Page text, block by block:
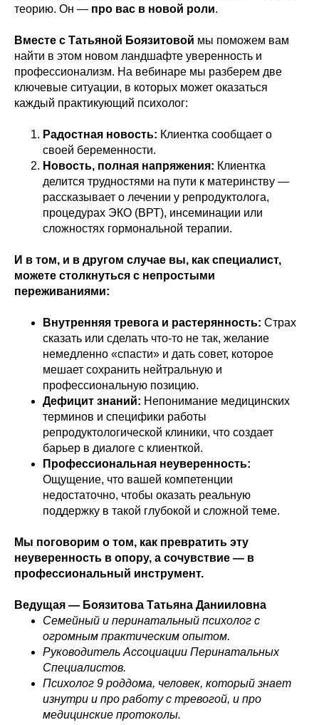
теорию. Он — про вас в новой роли.
Вместе с Татьяной Боязитовой мы поможем вам
найти в этом новом ландшафте уверенность и
профессионализм. На вебинаре мы разберем две
ключевые ситуации, в которых может оказаться
каждый практикующий психолог:
Радостная новость: Клиентка сообщает о
своей беременности.
Новость, полная напряжения: Клиентка
делится трудностями на пути к материнству —
рассказывает о лечении у репродуктолога,
процедурах ЭКО (ВРТ), инсеминации или
сложностях гормональной терапии.
И в том, и в другом случае вы, как специалист,
можете столкнуться с непростыми
переживаниями:
Внутренняя тревога и растерянность: Страх
сказать или сделать что-то не так, желание
немедленно «спасти» и дать совет, которое
мешает сохранить нейтральную и
профессиональную позицию.
Дефицит знаний: Непонимание медицинских
терминов и специфики работы
репродуктологической клиники, что создает
барьер в диалоге с клиенткой.
Профессиональная неуверенность:
Ощущение, что вашей компетенции
недостаточно, чтобы оказать реальную
поддержку в такой глубокой и сложной теме.
Мы поговорим о том, как превратить эту
неуверенность в опору, а сочувствие — в
профессиональный инструмент.
Ведущая — Боязитова Татьяна Данииловна
Семейный и перинатальный психолог с
огромным практическим опытом.
Руководитель Ассоциации Перинатальных
Специалистов.
Психолог 9 роддома, человек, который знает
изнутри и про работу с тревогой, и про
медицинские протоколы.